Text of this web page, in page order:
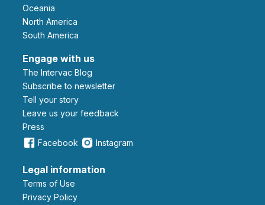
Oceania
North America
South America
Engage with us
The Intervac Blog
Subscribe to newsletter
Tell your story
leave us your feedback
Press
Facebook
Instagram
Legal information
Terms of Use
Privacy Policy